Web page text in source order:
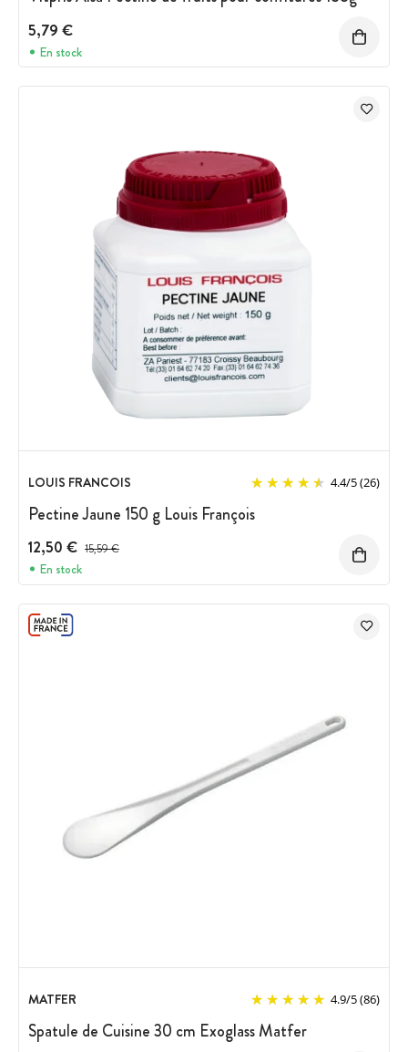
5,79 €
En stock
LOUIS FRANCOIS 4.4/5(26)
Pectine Jaune 150 g Louis François
12,50 € Prix avant réduction :
15,59 €
En stock
MATFER 4.9/5(86)
Spatule de Cuisine 30 cm Exoglass Matfer